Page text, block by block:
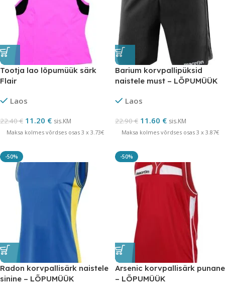
Tootja lao lõpumüük särk
Flair
Laos
22.40€ 11.20 € sis.KM
Maksa kolmes võrdses osas 3 x 3.73€
Barium korvpallipüksid
naistele must – LÕPUMÜÜK
Laos
22.90€ 11.60 € sis.KM
Maksa kolmes võrdses osas 3 x 3.87€
-50%
Radon korvpallisärk naistele
sinine – LÕPUMÜÜK
-50%
Arsenic korvpallisärk punane
– LÕPUMÜÜK